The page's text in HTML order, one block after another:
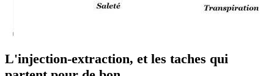
L'injection-extraction, et les taches qui